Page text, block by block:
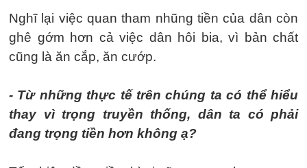
Nghĩ lại việc quan tham nhũng tiền của dân còn
ghê gớm hơn cả việc dân hôi bia, vì bản chất
cũng là ăn cắp, ăn cướp.
- Từ những thực tế trên chúng ta có thể hiểu
thay vì trọng truyền thống, dân ta có phải
đang trọng tiền hơn không ạ?